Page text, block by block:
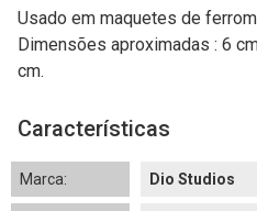
Usado em maquetes de
Dimensões aproximadas : 6
cm.
Características
Marca: Dio Studios